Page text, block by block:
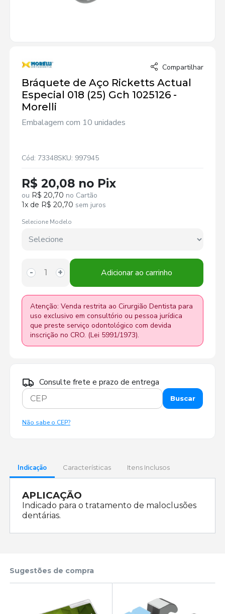
Compartilhar
Bráquete de Aço Ricketts Actual
Especial 018 (25) Gch 1025126 -
Morelli
Embalagem com 10 unidades
Cód: 73348SKU: 997945
R$ 20,08 no Pix
ou R$ 20,70 no Cartão
1x de R$ 20,70 sem juros
Selecione Modelo
- + Adicionar ao carrinho
Atenção: Venda restrita ao Cirurgião Dentista para
uso exclusivo em consultório ou pessoa jurídica
que preste serviço odontológico com devida
inscrição no CRO. (Lei 5991/1973).
Consulte frete e prazo de entrega
Buscar
Não sabe o CEP?
Indicação Características Itens Inclusos
APLICAÇÃO
Indicado para o tratamento de maloclusões
dentárias.
Sugestões de compra